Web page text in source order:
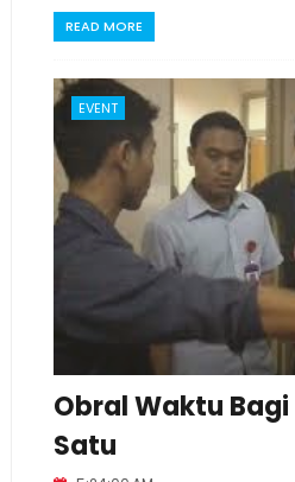
READ MORE
EVENT
Obral Waktu
Satu